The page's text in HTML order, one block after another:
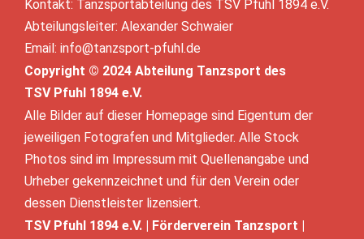
Kontakt: Tanzsportabteilung des TSV Pfuhl 1894 e.V.
Abteilungsleiter: Alexander Schwaier
Email: info@tanzsport-pfuhl.de
Copyright © 2024 Abteilung Tanzsport des
TSV Pfuhl 1894 e.V.
Alle Bilder auf dieser Homepage sind Eigentum der
jeweiligen Fotografen und Mitglieder. Alle Stock
Photos sind im Impressum mit Quellenangabe und
Urheber gekennzeichnet und für den Verein oder
dessen Dienstleister lizensiert.
TSV Pfuhl 1894 e.V. | Förderverein Tanzsport |